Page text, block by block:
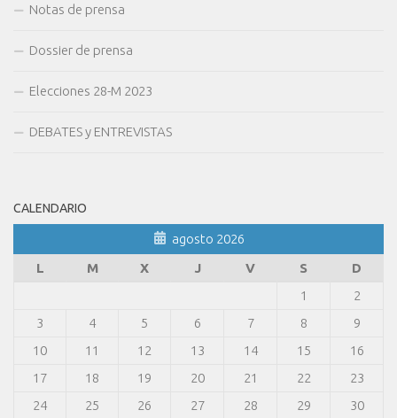
Notas de prensa
Dossier de prensa
Elecciones 28-M 2023
DEBATES y ENTREVISTAS
CALENDARIO
agosto 2026
L
M X J V S
D
1
2
3
4 5 6 7 8
9
10
11 12 13 14 15
16
17
18 19 20 21 22
23
24
25 26 27 28 29
30